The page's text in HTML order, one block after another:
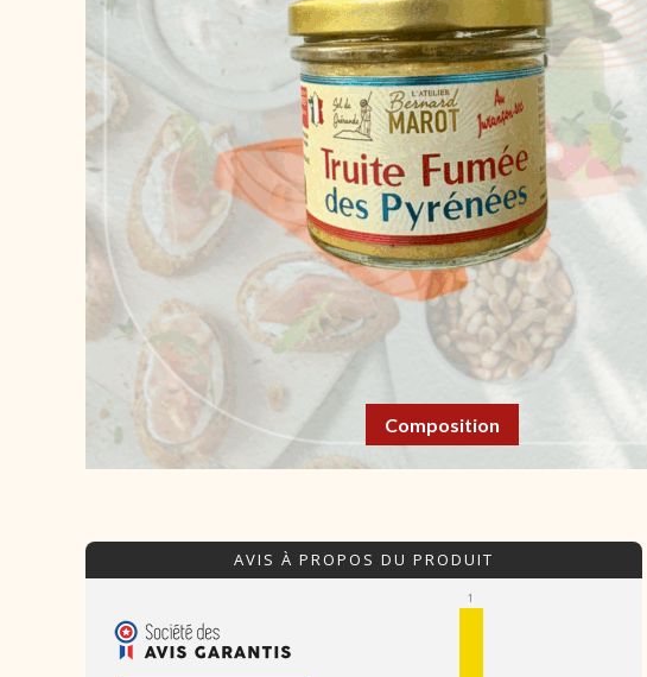
Composition
AVIS À PROPOS DU PRODUIT
1